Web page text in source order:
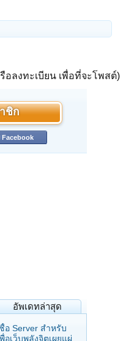
ลงทะเบียน เพื่อที่จะโพสต์)
ชิก
Facebook
อัพเดทล่าสุด
อ Server สำหรับ
อเว็บพลังจิตเผยแผ่